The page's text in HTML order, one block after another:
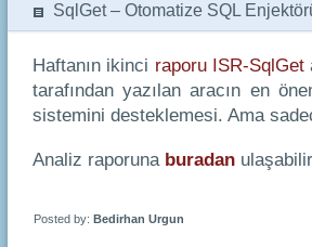
SqlGet – Otomatize SQL
Haftanın ikinci raporu ISR-SqlGet
tarafından yazılan aracın en
sistemini desteklemesi. Ama
Analiz raporuna buradan
Posted by: Bedirhan Urgun